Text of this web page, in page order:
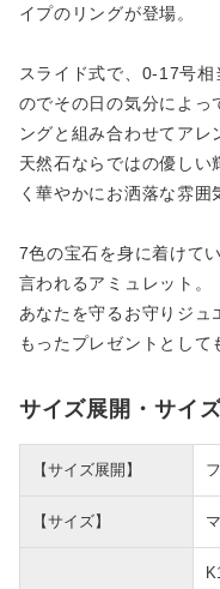
イプのリングが登場。
スライド式で、0-17号
のでその日の気分によっ
ングと組み合わせてアレ
天然石ならではの優しい
く華やかにお洒落な雰囲
7色の宝石を身に着けて
言われるアミュレット。
あなたを守るお守りジュ
もったプレゼントとして
サイズ展開・サイ
【サイズ展開】
【サイズ】